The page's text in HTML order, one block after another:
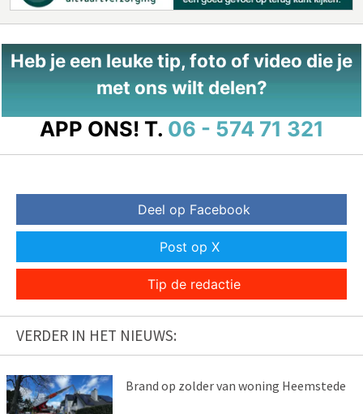
Heb je een leuke tip, foto of video die je
met ons wilt delen?
APP ONS! T. 06 - 574 71 321
Deel op Facebook
Post op X
Tip de redactie
VERDER IN HET NIEUWS:
Brand op zolder van woning Heemstede